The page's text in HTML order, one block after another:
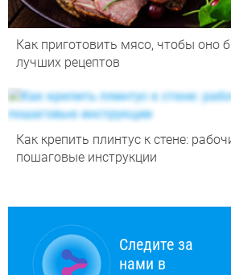
Как приготовить мясо, чтобы оно
лучших рецептов
Как крепить плинтус к стене:
пошаговые инструкции
Следите за
нами в